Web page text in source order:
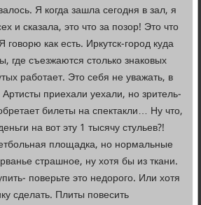
Я когда зашла сегодня в зал, я
и сказала, это что за позор! Это что
как есть. Иркутск-город куда
где съезжаются столько знаковых
работает. Это себя не уважать, в
приехали уехали, но зритель-
билеты на спектакли… Ну что,
на вот эту 1 тысячу стульев?!
площадка, но нормальные
страшное, ну хотя бы из ткани.
поверьте это недорого. Или хотя
сделать. Плиты повесить